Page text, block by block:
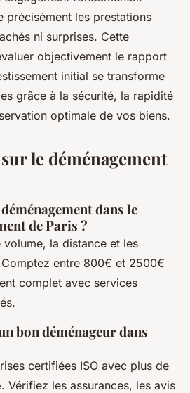
précisément les prestations
ni surprises. Cette
objectivement le rapport
initial se transforme
grâce à la sécurité, la rapidité
optimale de vos biens.
le déménagement
dans le
de Paris ?
la distance et les
entre 800€ et 2500€
complet avec services
bon déménageur dans
certifiées ISO avec plus de
. Vérifiez les assurances, les avis